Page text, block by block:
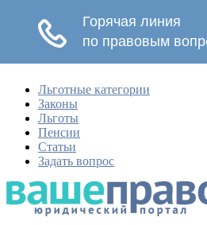
Льготные категории
Законы
Льготы
Пенсии
Статьи
Задать вопрос